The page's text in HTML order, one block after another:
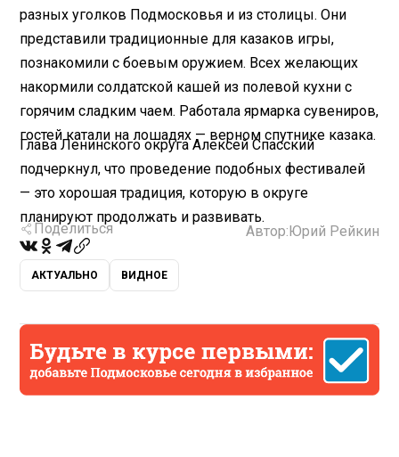
разных уголков Подмосковья и из столицы. Они
представили традиционные для казаков игры,
познакомили с боевым оружием. Всех желающих
накормили солдатской кашей из полевой кухни с
горячим сладким чаем. Работала ярмарка сувениров,
гостей катали на лошадях — верном спутнике казака.
Глава Ленинского округа Алексей Спасский
подчеркнул, что проведение подобных фестивалей
— это хорошая традиция, которую в округе
планируют продолжать и развивать.
Поделиться Автор: Юрий Рейкин
АКТУАЛЬНО ВИДНОЕ